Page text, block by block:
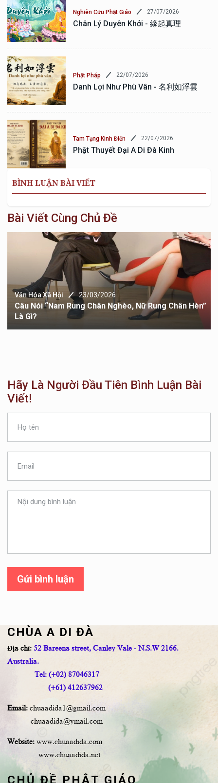
Nghiên Cứu Phật Giáo 27/07/2026
Chân Lý Duyên Khởi - 緣起真理
Phật Pháp 22/07/2026
Danh Lợi Như Phù Vân - 名利如浮雲
Tam Tạng Kinh Điển 22/07/2026
Phật Thuyết Đại A Di Đà Kinh
BÌNH LUẬN BÀI VIẾT
Bài Viết Cùng Chủ Đề
Văn Hóa Xã Hội 23/03/2026
Câu Nói “Nam Rung Chân Nghèo, Nữ Rung Chân Hèn”
Là Gì?
Hãy Là Người Đầu Tiên Bình Luận Bài
Viết!
Gửi bình luận
CHÙA A DI ĐÀ
Địa chỉ: 52 Bareena street, Canley Vale - N.S.W 2166.
Australia.
Tel: (+02) 87046317
(+61) 412637962
Email: chuaadida1@gmail.com
chuaadida@ymail.com
Website: www.chuaadida.com
www.chuaadida.net